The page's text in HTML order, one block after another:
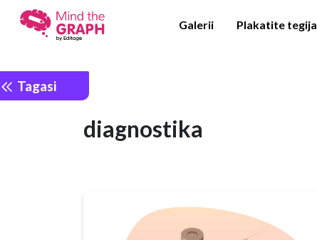
Galerii Plakatite tegija
Tagasi
diagnostika